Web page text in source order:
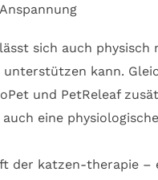
sich auch
kann.
und PetReleaf
eine